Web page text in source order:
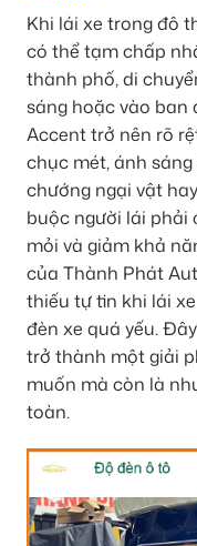
Khi lái xe trong đô
có thể tạm chấp
thành phố, di
sáng hoặc vào ban
Accent trở nên rõ
chục mét, ánh
chướng ngại vật
buộc người lái phải
mỏi và giảm khả
của Thành Phát
thiếu tự tin khi lái
đèn xe quá yếu.
trở thành một giải
muốn mà còn là
toàn.